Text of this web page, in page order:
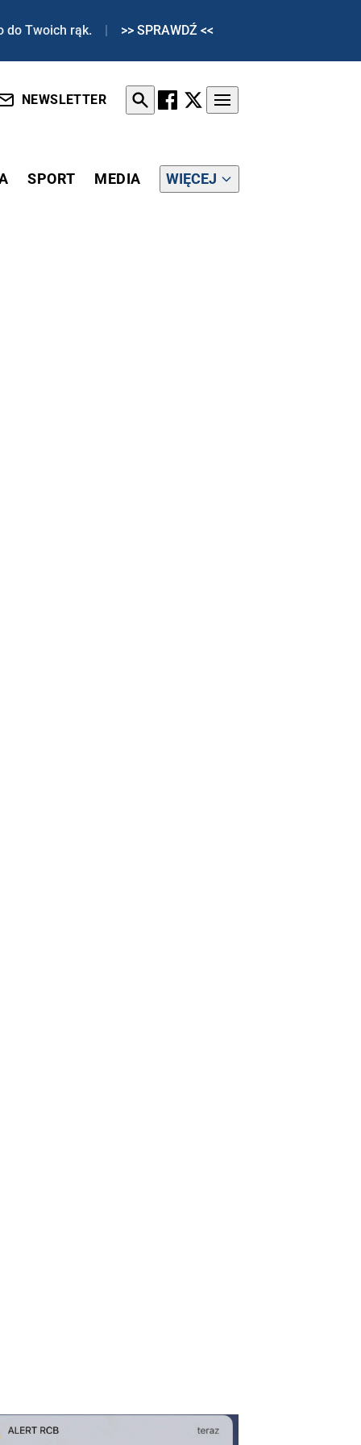
do Twoich rąk. | >> SPRAWDŹ <<
NEWSLETTER
SPORT MEDIA WIĘCEJ